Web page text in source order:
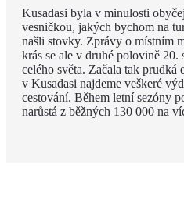
Kusadasi byla v minulosti
vesničkou, jakých bychom na
našli stovky. Zprávy o místním
krás se ale v druhé polovině 20.
celého světa. Začala tak prudká
v Kusadasi najdeme veškeré
cestování. Během letní sezóny
narůstá z běžných 130 000 na